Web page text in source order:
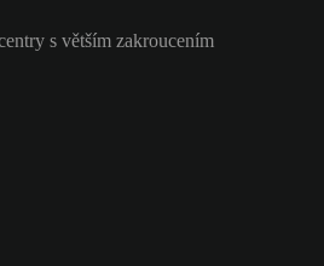
s větším zakroucením